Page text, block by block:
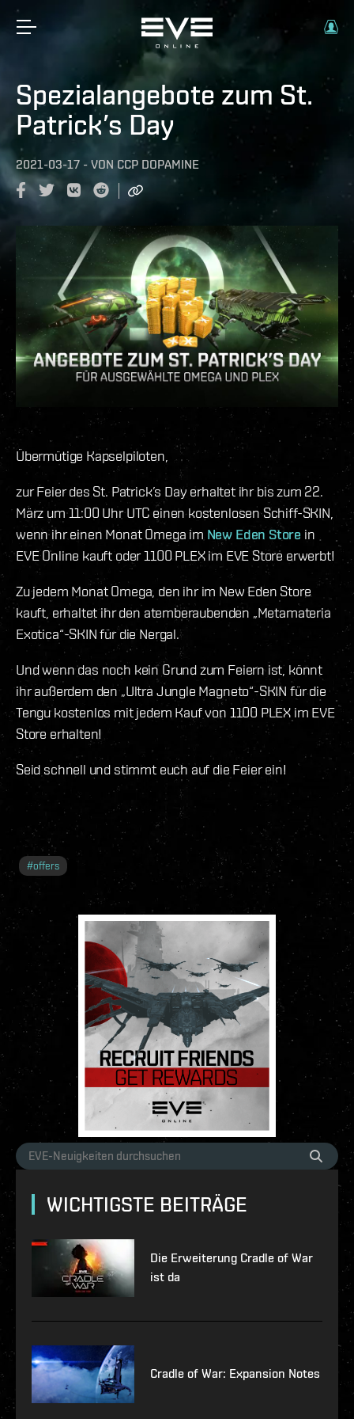
Spezialangebote zum St.
Patrick’s Day
2021-03-17 - VON CCP DOPAMINE
Übermütige Kapselpiloten,
zur Feier des St. Patrick’s Day erhaltet ihr bis zum 22.
März um 11:00 Uhr UTC einen kostenlosen Schiff-SKIN,
wenn ihr einen Monat Omega im New Eden Store in
EVE Online kauft oder 1100 PLEX im EVE Store erwerbt!
Zu jedem Monat Omega, den ihr im New Eden Store
kauft, erhaltet ihr den atemberaubenden „Metamateria
Exotica“-SKIN für die Nergal.
Und wenn das noch kein Grund zum Feiern ist, könnt
ihr außerdem den „Ultra Jungle Magneto“-SKIN für die
Tengu kostenlos mit jedem Kauf von 1100 PLEX im EVE
Store erhalten!
Seid schnell und stimmt euch auf die Feier ein!
#offers
WICHTIGSTE BEITRÄGE
Die Erweiterung Cradle of War
ist da
Cradle of War: Expansion Notes